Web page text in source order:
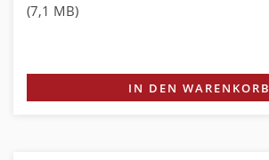
(7,1 MB)
IN DEN WARENKORB